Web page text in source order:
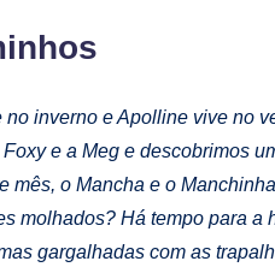
inverno e Apolline vive no
e a Meg e descobrimos
mês, o Mancha e o
molhados? Há tempo para
gargalhadas com as